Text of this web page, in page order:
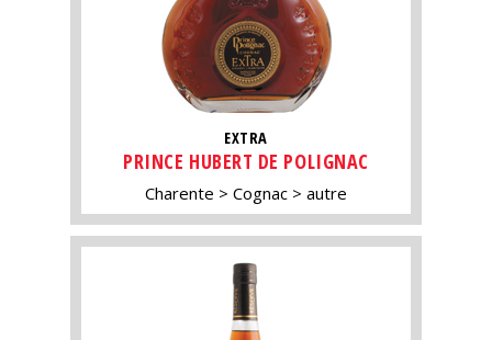
EXTRA
PRINCE HUBERT DE POLIGNAC
Charente Cognac autre